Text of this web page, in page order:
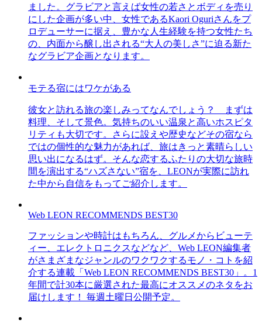
ました。グラビアと言えば女性の若さとボディを売り
にした企画が多い中、女性であるKaori Oguriさんをプ
ロデューサーに据え、豊かな人生経験を持つ女性たち
の、内面から醸し出される“大人の美しさ”に迫る新た
なグラビア企画となります。
モテる宿にはワケがある
彼女と訪れる旅の楽しみってなんでしょう？ まずは
料理、そして景色。気持ちのいい温泉と高いホスピタ
リティも大切です。さらに設えや歴史などその宿なら
ではの個性的な魅力があれば、旅はきっと素晴らしい
思い出になるはず。そんな恋するふたりの大切な旅時
間を演出する“ハズさない”宿を、LEONが実際に訪れ
た中から自信をもってご紹介します。
Web LEON RECOMMENDS BEST30
ファッションや時計はもちろん、グルメからビューテ
ィー、エレクトロニクスなどなど、Web LEON編集者
がさまざまなジャンルのワクワクするモノ・コトを紹
介する連載「Web LEON RECOMMENDS BEST30」。1
年間で計30本に厳選された最高にオススメのネタをお
届けします！ 毎週土曜日公開予定。